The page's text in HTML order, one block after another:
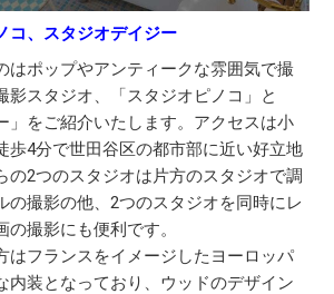
コ、スタジオデイジー
はポップやアンティークな雰囲気で撮
影スタジオ、「スタジオピノコ」と
」をご紹介いたします。アクセスは小
歩4分で世田谷区の都市部に近い好立地
の2つのスタジオは片方のスタジオで調
の撮影の他、2つのスタジオを同時にレ
の撮影にも便利です。
はフランスをイメージしたヨーロッパ
内装となっており、ウッドのデザイン